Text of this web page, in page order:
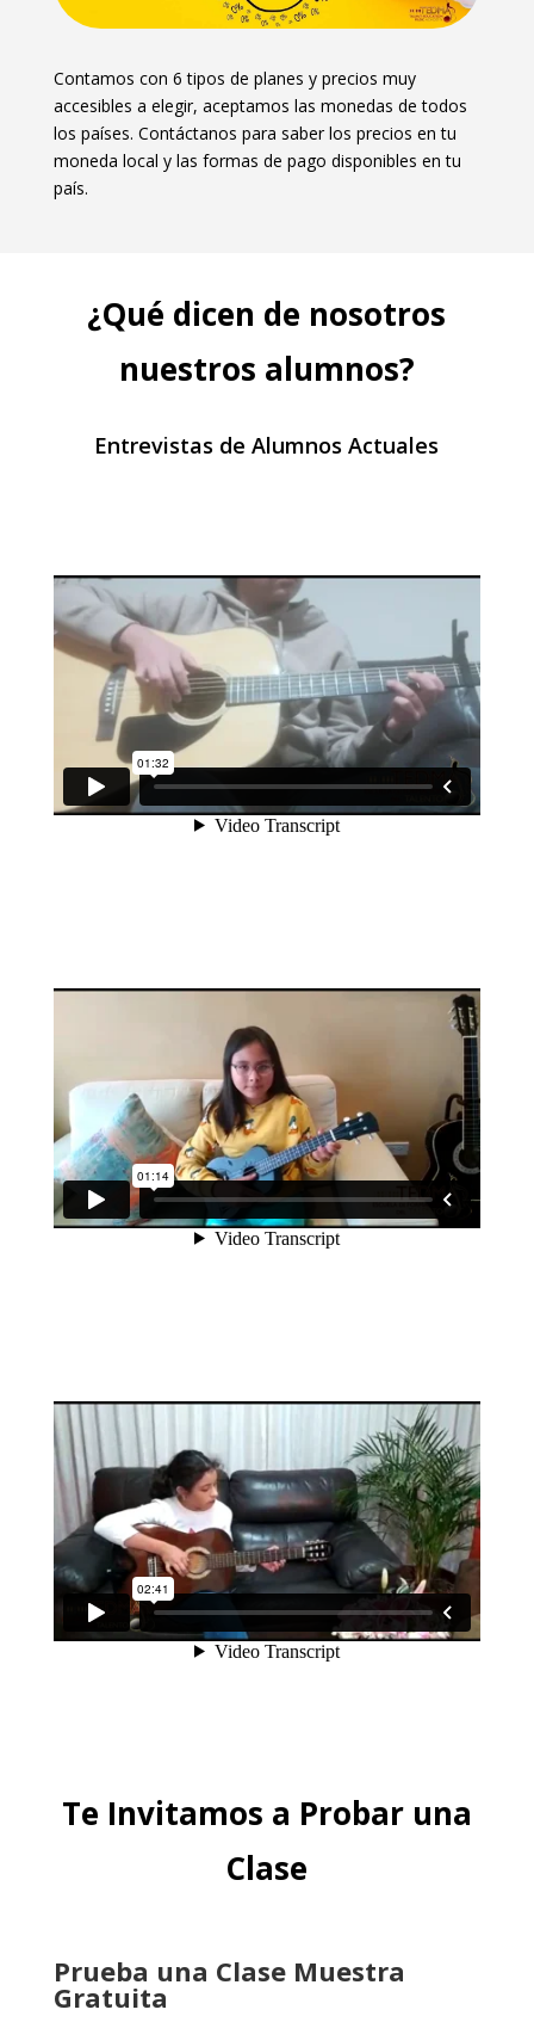
Contamos con 6 tipos de planes y precios muy
accesibles a elegir, aceptamos las monedas de todos
los países. Contáctanos para saber los precios en tu
moneda local y las formas de pago disponibles en tu
país.
¿Qué dicen de nosotros
nuestros alumnos?
Entrevistas de Alumnos Actuales
Te Invitamos a Probar una
Clase
Prueba una Clase Muestra
Gratuita